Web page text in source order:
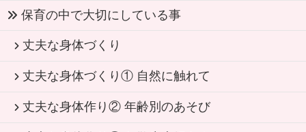
保育の中で大切にしている事
丈夫な身体づくり
丈夫な身体づくり① 自然に触れて
丈夫な身体作り② 年齢別のあそび